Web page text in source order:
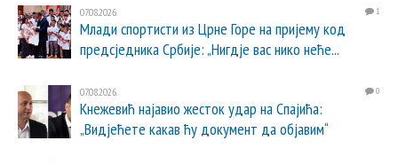
07.08.2026. 1
Млади спортисти из Црне Горе на пријему код
предсједника Србије: „Нигдје вас нико неће...
07.08.2026. 0
Кнежевић најавио жесток удар на Спајића:
„Видјећете какав ћу документ да објавим“